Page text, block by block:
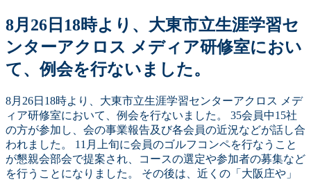
8月26日18時より、大東市立生涯学習セ
ンターアクロス メディア研修室におい
て、例会を行ないました。
8月26日18時より、大東市立生涯学習センターアクロス メデ
ィア研修室において、例会を行ないました。 35会員中15社
の方が参加し、会の事業報告及び各会員の近況などが話し合
われました。 11月上旬に会員のゴルフコンペを行なうこと
が懇親会部会で提案され、コースの選定や参加者の募集など
を行うことになりました。 その後は、近くの「大阪庄や」